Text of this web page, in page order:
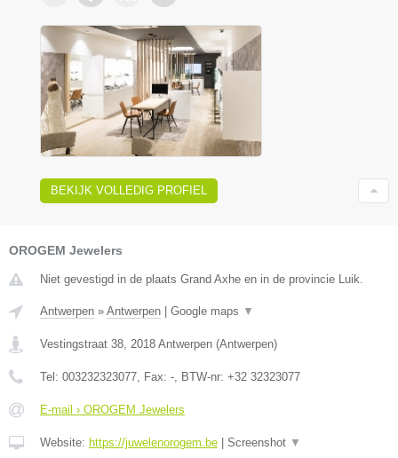
BEKIJK VOLLEDIG PROFIEL
OROGEM Jewelers
Niet gevestigd in de plaats Grand Axhe en in de provincie Luik.
Antwerpen » Antwerpen Google maps ▼
Vestingstraat 38, 2018 Antwerpen (Antwerpen)
Tel: 003232323077, Fax: -, BTW-nr: +32 32323077
E-mail › OROGEM Jewelers
Website: https://juwelenorogem.be Screenshot ▼